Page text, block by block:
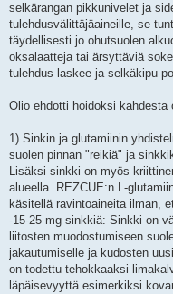
selkärangan pikkunivelet ja
tulehdusvälittäjäaineille, se
täydellisesti jo ohutsuolen
oksalaatteja tai ärsyttäviä
tulehdus laskee ja selkäkipu
Olio ehdotti hoidoksi
1) Sinkin ja glutamiinin
suolen pinnan "reikiä" ja
Lisäksi sinkki on myös
alueella. REZCUE:n L-
käsitellä ravintoaineita ilman,
-15-25 mg sinkkiä: Sinkki on
liitosten muodostumiseen
jakautumiselle ja kudosten
on todettu tehokkaaksi
läpäisevyyttä esimerkiksi